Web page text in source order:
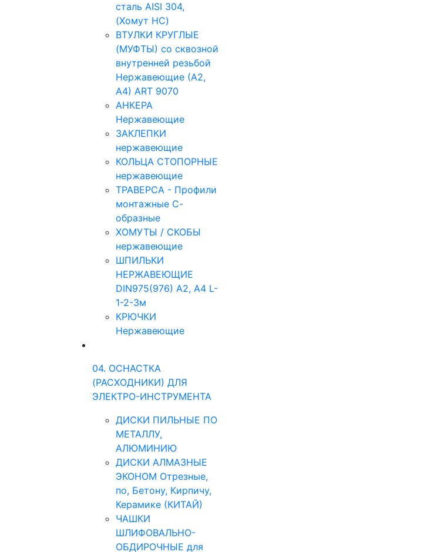
сталь AISI 304,
(Хомут НС)
ВТУЛКИ КРУГЛЫЕ
(МУФТЫ) со сквозной
внутренней резьбой
Нержавеющие (А2,
А4) ART 9070
АНКЕРА
Нержавеющие
ЗАКЛЕПКИ
нержавеющие
КОЛЬЦА СТОПОРНЫЕ
нержавеющие
ТРАВЕРСА - Профили
монтажные С-
образные
ХОМУТЫ / СКОБЫ
нержавеющие
ШПИЛЬКИ
НЕРЖАВЕЮЩИЕ
DIN975(976) A2, А4 L-
1-2-3м
КРЮЧКИ
Нержавеющие
04. ОСНАСТКА
(РАСХОДНИКИ) ДЛЯ
ЭЛЕКТРО-ИНСТРУМЕНТА
ДИСКИ ПИЛЬНЫЕ ПО
МЕТАЛЛУ,
АЛЮМИНИЮ
ДИСКИ АЛМАЗНЫЕ
ЭКОНОМ Отрезные,
по, Бетону, Кирпичу,
Керамике (КИТАЙ)
ЧАШКИ
ШЛИФОВАЛЬНО-
ОБДИРОЧНЫЕ для